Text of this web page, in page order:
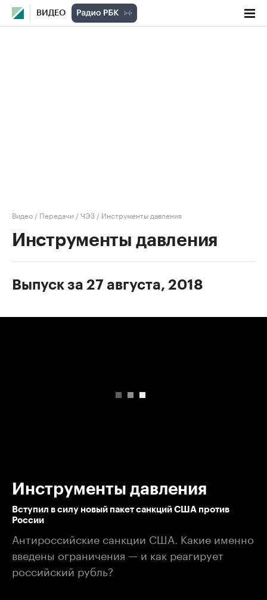
ВИДЕО
Видео / Передачи /ЧЭЗ / Инструменты давления
Инструменты давления
Выпуск за 27 августа, 2018
Инструменты давления
Вступил в силу новый пакет санкций США против
России
Антироссийские санкции США. Какие именно
введены ограничения — и как реагирует
российский рубль?